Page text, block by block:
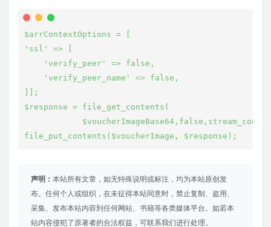
$arrContextOptions = [
'ssl' => [
    'verify_peer' => false,
    'verify_peer_name' => false,
]];
$response = file_get_contents(
声明： 本站所有文章，如无特殊说明或标注，均为本站原创发
布。任何个人或组织，在未征得本站同意时，禁止复制、盗用、
采集、发布本站内容到任何网站、书籍等各类媒体平台。如若本
站内容侵犯了原著者的合法权益，可联系我们进行处理。